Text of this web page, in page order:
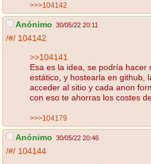
>>>104142
Anónimo 30/05/22 20:11
/#/ 104142
>>104141
Esa es la idea, se podría hacer
estático, y hostearla en github,
acceder al sitio y cada anon
con eso te ahorras los costes
>>>104179
Anónimo 30/05/22 20:46
/#/ 104144